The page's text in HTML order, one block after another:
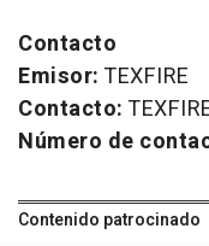
Contacto
Emisor: TEXFIRE
Contacto:
Número de
Contenido patrocinado